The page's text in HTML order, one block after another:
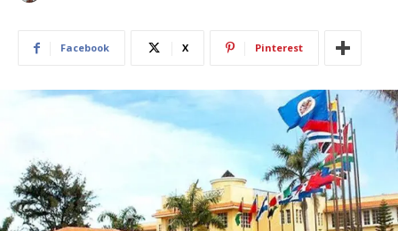
Facebook X Pinterest